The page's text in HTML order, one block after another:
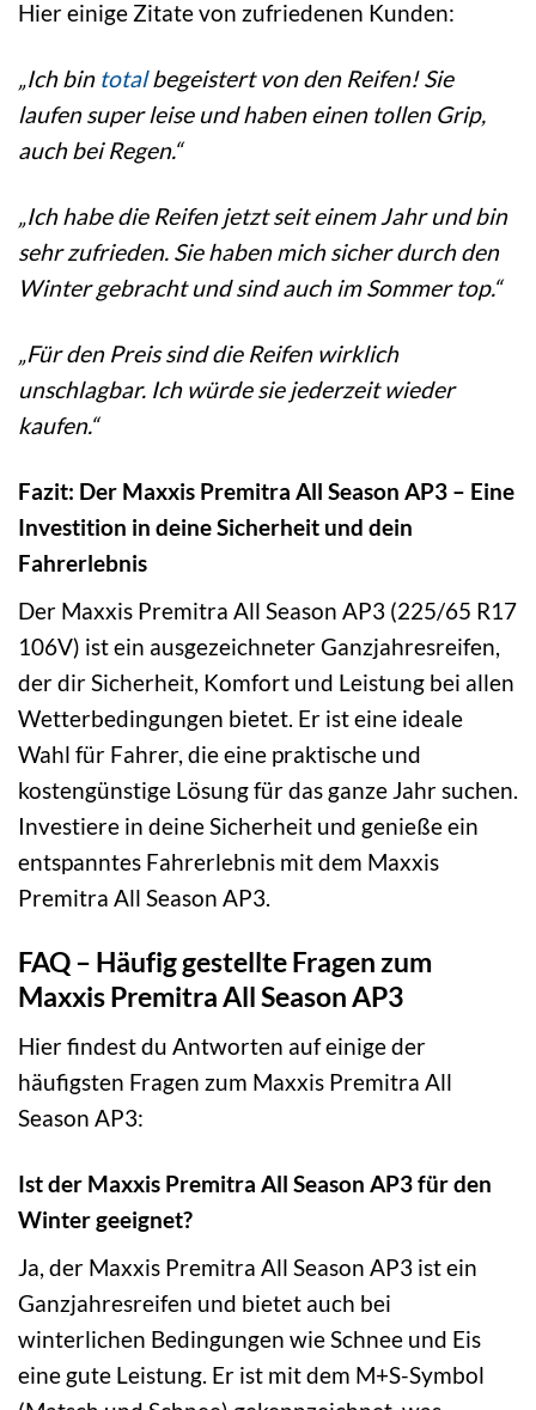
Hier einige Zitate von zufriedenen Kunden:
„Ich bin totalbegeistert von den Reifen! Sie
laufen super leise und haben einen tollen Grip,
auch bei Regen.“
„Ich habe die Reifen jetzt seit einem Jahr und bin
sehr zufrieden. Sie haben mich sicher durch den
Winter gebracht und sind auch im Sommer top.“
„Für den Preis sind die Reifen wirklich
unschlagbar. Ich würde sie jederzeit wieder
kaufen.“
Fazit: Der Maxxis Premitra All Season AP3 – Eine
Investition in deine Sicherheit und dein
Fahrerlebnis
Der Maxxis Premitra All Season AP3 (225/65 R17
106V) ist ein ausgezeichneter Ganzjahresreifen,
der dir Sicherheit, Komfort und Leistung bei allen
Wetterbedingungen bietet. Er ist eine ideale
Wahl für Fahrer, die eine praktische und
kostengünstige Lösung für das ganze Jahr suchen.
Investiere in deine Sicherheit und genieße ein
entspanntes Fahrerlebnis mit dem Maxxis
Premitra All Season AP3.
FAQ – Häufig gestellte Fragen zum
Maxxis Premitra All Season AP3
Hier findest du Antworten auf einige der
häufigsten Fragen zum Maxxis Premitra All
Season AP3:
Ist der Maxxis Premitra All Season AP3 für den
Winter geeignet?
Ja, der Maxxis Premitra All Season AP3 ist ein
Ganzjahresreifen und bietet auch bei
winterlichen Bedingungen wie Schnee und Eis
eine gute Leistung. Er ist mit dem M+S-Symbol